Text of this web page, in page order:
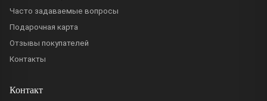
Часто задаваемые вопросы
Подарочная карта
Отзывы покупателей
Контакты
Контакт